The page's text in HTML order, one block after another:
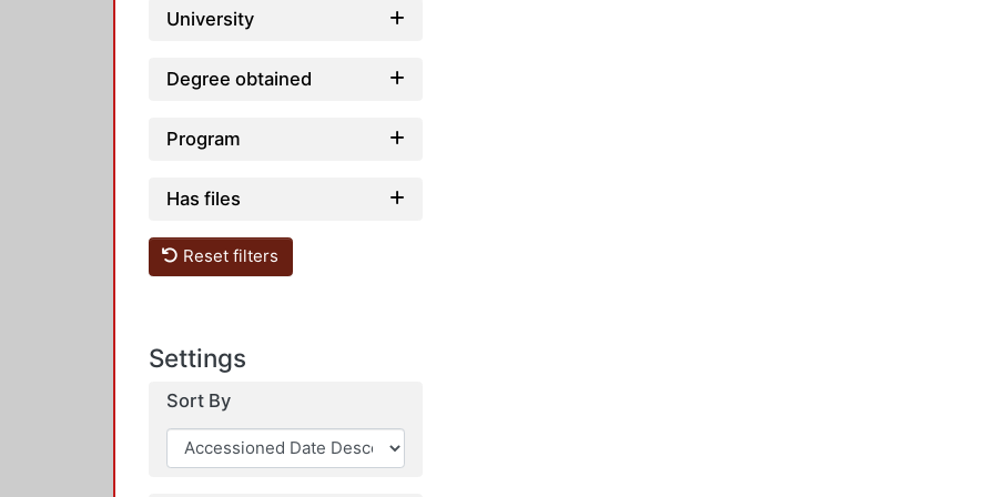
University
Degree obtained
Program
Has files
Reset filters
Settings
Sort By